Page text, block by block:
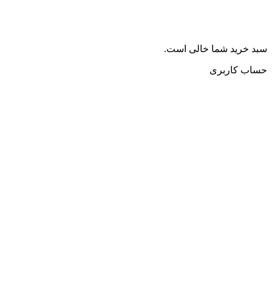
سبد خرید شما خالی است.
حساب کاربری